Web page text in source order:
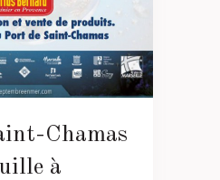
Chamas
à